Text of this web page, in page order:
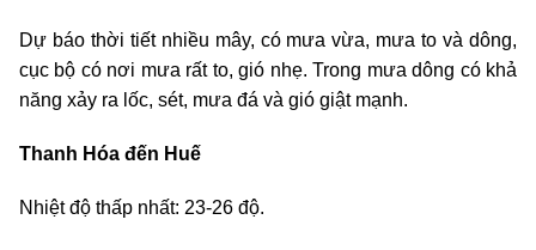
Dự báo thời tiết nhiều mây, có mưa vừa, mưa to và dông,
cục bộ có nơi mưa rất to, gió nhẹ. Trong mưa dông có khả
năng xảy ra lốc, sét, mưa đá và gió giật mạnh.
Thanh Hóa đến Huế
Nhiệt độ thấp nhất: 23-26 độ.